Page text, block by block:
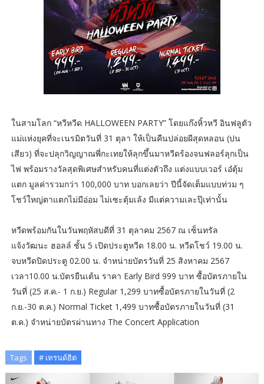
ในสามโลก “หวีหวีด HALLOWEEN PARTY” โดยแก๊งหิ้วหวี อินฟลูตัว
แม่แห่งยุคที่จะเนรมิตวันที่ 31 ตุลา ให้เป็นคืนปล่อยผีสุดหลอน (ปน
เสียว) ที่จะปลุกวิญญาณพี่กะเทยให้ลุกขึ้นมาหวีดร้องจนฟลอร์ลุกเป็น
ไฟ พร้อมรางวัลสุดพิเศษสำหรับคนที่แต่งตัวถึง แต่งแบบเวอร์ เอ๋ตุ้ม
แตก มูลค่ารวมกว่า 100,000 บาท บอกเลยว่า ปีนี้จัดเต็มแบบท่วม ๆ
โชว์ใหญ่ตาแตกไม่มีอ่อม ไม่เซะตุ้มเล้ง มีแต่ความเละปุ๊เท่านั้น
หวีดพร้อมกันในวันพฤหัสบดีที่ 31 ตุลาคม 2567 ณ เซ็นทรัล
แจ้งวัฒนะ ฮอลล์ ชั้น 5 เปิดประตูหวีด 18.00 น. หวีดโชว์ 19.00 น.
จบหวีดปิดประตู 02.00 น. จำหน่ายบัตรวันที่ 25 สิงหาคม 2567
เวลา10.00 น.บัตรยืนเต้น ราคา Early Bird 999 บาท ซื้อบัตรภายใน
วันที่ (25 ส.ค.- 1 ก.ย.) Regular 1,299 บาทซื้อบัตรภายในวันที่ (2
ก.ย.-30 ต.ค.) Normal Ticket 1,499 บาทซื้อบัตรภายในวันที่ (31
ต.ค.) จำหน่ายบัตรผ่านทาง The Concert Application
Tags # เทรนด์ฮิต